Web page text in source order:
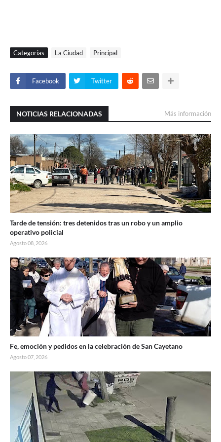
Categorías La Ciudad Principal
Facebook Twitter
NOTICIAS RELACIONADAS Más información
Tarde de tensión: tres detenidos tras un robo y un amplio
operativo policial
Agosto 08, 2026
Fe, emoción y pedidos en la celebración de San Cayetano
Agosto 07, 2026